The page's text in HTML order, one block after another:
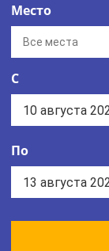
Место
С
По